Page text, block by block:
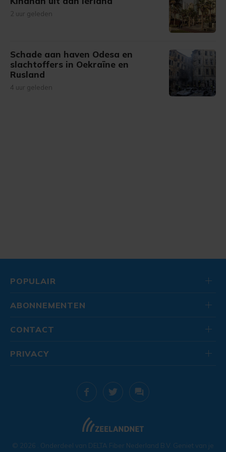
2 uur geleden
Schade aan haven Odesa en
slachtoffers in Oekraïne en
Rusland
4 uur geleden
POPULAIR
ABONNEMENTEN
CONTACT
© 2026 . Onderdeel van DELTA Fiber Nederland B.V. Geniet van je
PRIVACY